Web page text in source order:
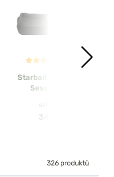
Starbaits Podložka
Session Mat
skladem
349 Kč
326 produktů